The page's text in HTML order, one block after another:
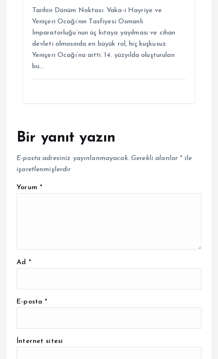
Tarihin Dönüm Noktası: Vaka-i Hayriye ve
Yeniçeri Ocağı’nın Tasfiyesi Osmanlı
İmparatorluğu’nun üç kıtaya yayılması ve cihan
devleti olmasında en büyük rol, hiç kuşkusuz
Yeniçeri Ocağı’na aitti. 14. yüzyılda oluşturulan
bu…
Bir yanıt yazın
E-posta adresiniz yayınlanmayacak. Gerekli alanlar *ile
işaretlenmişlerdir
Yorum *
Ad *
E-posta*
İnternet sitesi